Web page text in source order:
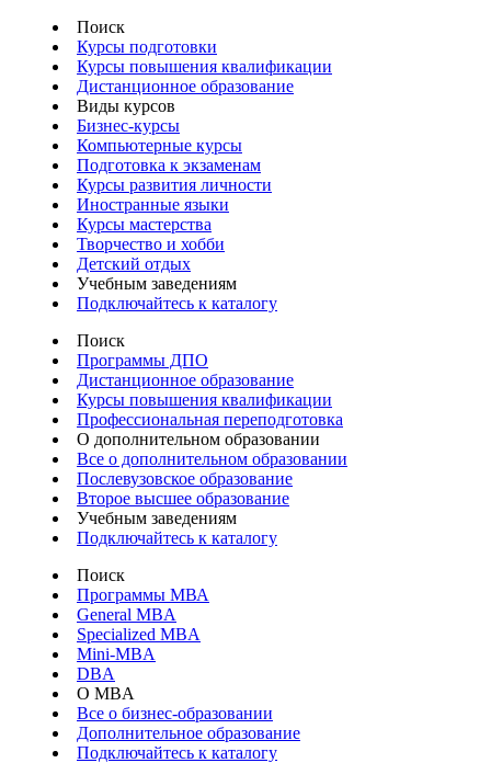
Поиск
Курсы подготовки
Курсы повышения квалификации
Дистанционное образование
Виды курсов
Бизнес-курсы
Компьютерные курсы
Подготовка к экзаменам
Курсы развития личности
Иностранные языки
Курсы мастерства
Творчество и хобби
Детский отдых
Учебным заведениям
Подключайтесь к каталогу
Поиск
Программы ДПО
Дистанционное образование
Курсы повышения квалификации
Профессиональная переподготовка
О дополнительном образовании
Все о дополнительном образовании
Послевузовское образование
Второе высшее образование
Учебным заведениям
Подключайтесь к каталогу
Поиск
Программы МВА
General MBA
Specialized MBA
Mini-MBA
DBA
О MBA
Все о бизнес-образовании
Дополнительное образование
Подключайтесь к каталогу